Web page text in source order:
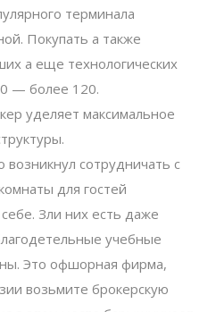
терминала
Покупать а также
а еще технологических
— более 120.
уделяет максимальное
возникнул сотрудничать с
для гостей
Зли них есть даже
учебные
Это офшорная фирма,
возьмите брокерскую